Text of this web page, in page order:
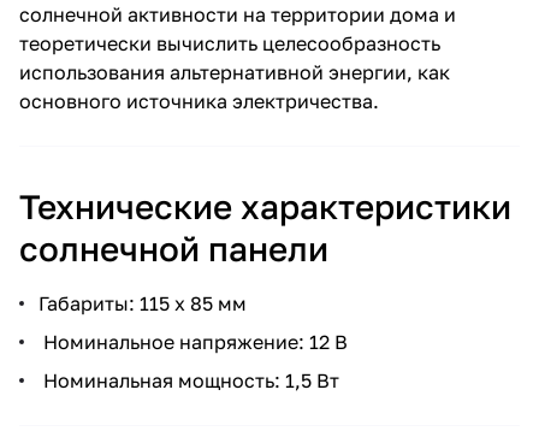
солнечной активности на территории дома и
теоретически вычислить целесообразность
использования альтернативной энергии, как
основного источника электричества.
Технические характеристики
солнечной панели
Габариты: 115 x 85 мм
Номинальное напряжение: 12 В
Номинальная мощность: 1,5 Вт